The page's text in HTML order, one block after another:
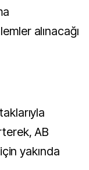
alınacağı
AB
yakında